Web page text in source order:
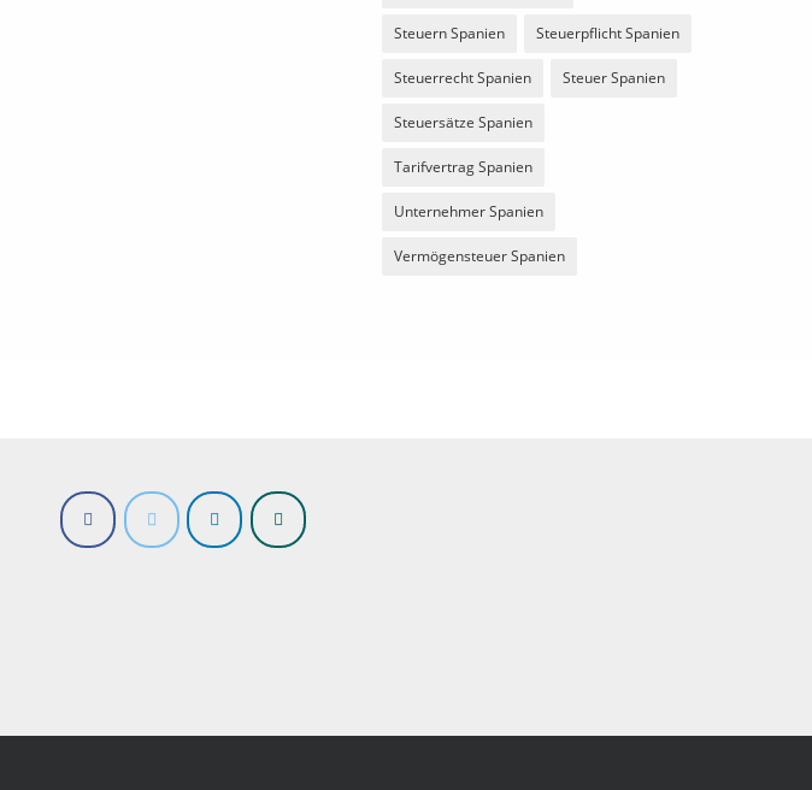
Steuern Spanien Steuerpflicht Spanien
Steuerrecht Spanien Steuer Spanien
Steuersätze Spanien
Tarifvertrag Spanien
Unternehmer Spanien
Vermögensteuer Spanien